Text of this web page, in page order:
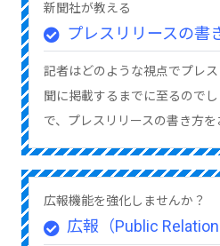
新聞社が教える
プレスリリースの書
記者はどのような視点でプレ
聞に掲載するまでに至るので
で、プレスリリースの書き方を
広報機能を強化しませんか？
広報（Public